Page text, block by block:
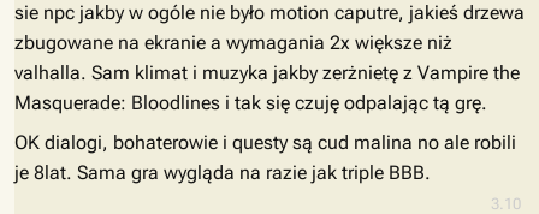
3.10
sie npc jakby w ogóle nie było motion caputre, jakieś drzewa
zbugowane na ekranie a wymagania 2x większe niż
valhalla. Sam klimat i muzyka jakby zerżnietę z Vampire the
Masquerade: Bloodlines i tak się czuję odpalając tą grę.
OK dialogi, bohaterowie i questy są cud malina no ale robili
je 8lat. Sama gra wygląda na razie jak triple BBB.